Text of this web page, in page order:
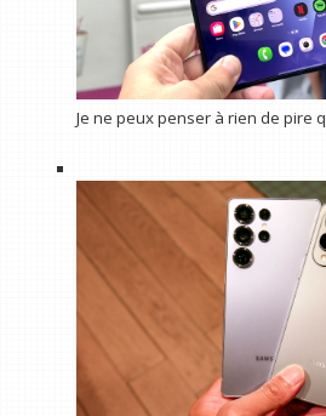
Je ne peux penser à rien de pire